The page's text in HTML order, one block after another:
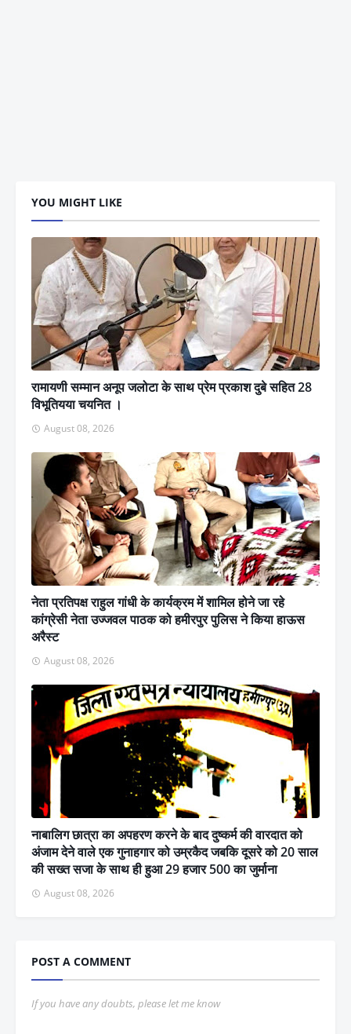
YOU MIGHT LIKE
रामायणी सम्मान अनूप जलोटा के साथ प्रेम प्रकाश दुबे सहित 28
विभूतियया चयनित ।
August 08, 2026
नेता प्रतिपक्ष राहुल गांधी के कार्यक्रम में शामिल होने जा रहे
कांग्रेसी नेता उज्जवल पाठक को हमीरपुर पुलिस ने किया हाऊस
अरैस्ट
August 08, 2026
नाबालिग छात्रा का अपहरण करने के बाद दुष्कर्म की वारदात को
अंजाम देने वाले एक गुनाहगार को उम्रकैद जबकि दूसरे को 20 साल
की सख्त सजा के साथ ही हुआ 29 हजार 500 का जुर्माना
August 08, 2026
POST A COMMENT
If you have any doubts, please let me know